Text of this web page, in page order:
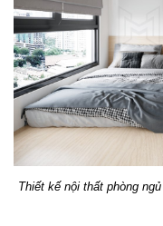
Thiết kế nội thất phòng